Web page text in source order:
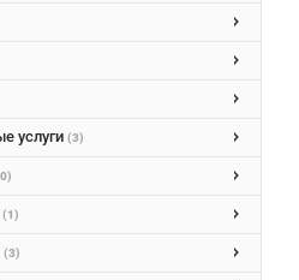
услуги (3)
(1)
(3)